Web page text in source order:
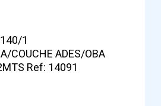
1
COUCHE ADES/OBA
Ref: 14091